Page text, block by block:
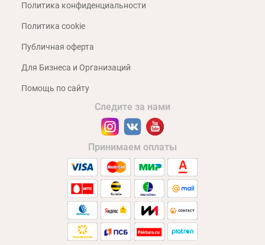
Политика конфиденциальности
Политика cookie
Публичная оферта
Для Бизнеса и Организаций
Помощь по сайту
Следите за нами
Принимаем оплаты